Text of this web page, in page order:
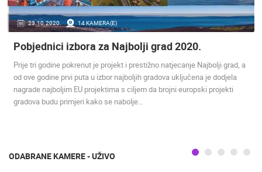
MRKOPALJ SKIJALIŠTE ČELIMBAŠA
MRKOPALJ MRKOPALJ
KATEGORIJE KAMERA
NAJBOLJE S WEBA GRADOVI I MJESTA
HD - OKRETNE KAMERE GRADILIŠTA SKIJANJE I SNIJEG
PLAŽE MARINE I LUČICE ZOO
DOGAĐANJA I ZANIMLJIVOSTI TRANSPORT I PROMET
23.10.2020. 14 KAMERA(E)
Pobjednici izbora za Najbolji grad 2020.
Prije tri godine pokrenut je projekt i prestižno natjecanje Najbolji grad, a
od ove godine prvi puta u izbor najboljih gradova uključena je dodjela
nagrade najboljim EU projektima s ciljem da brojni europski projekti
gradova budu primjeri kako se nabolje…
ODABRANE KAMERE - UŽIVO